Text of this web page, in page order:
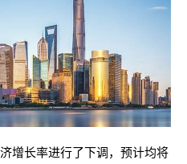
增长率进行了下调，预计均将